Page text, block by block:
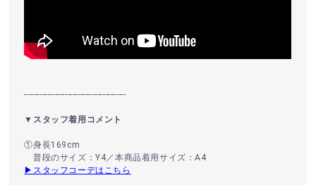
----------------------------------------
▼スタッフ着用コメント
①身長169cm
普段のサイズ：Y4／本商品着用サイズ：A4
▶スタッフコーデはこちら